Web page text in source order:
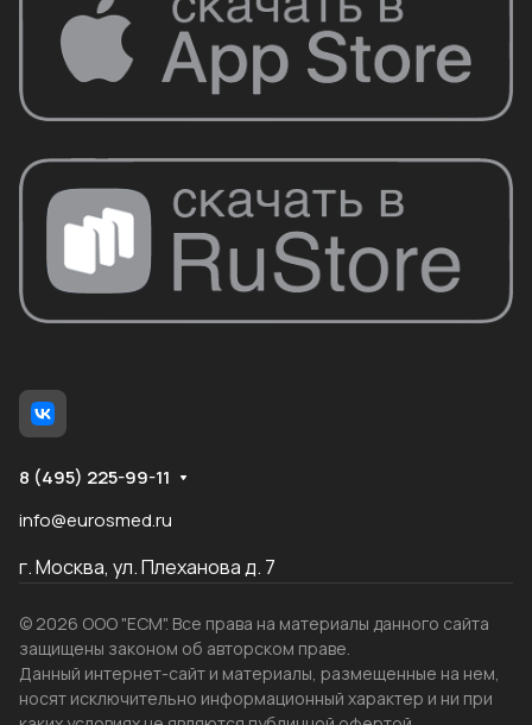
8 (495) 225-99-11
info@eurosmed.ru
г. Москва, ул. Плеханова д. 7
© 2026 ООО "ЕСМ". Все права на материалы данного сайта
защищены законом об авторском праве.
Данный интернет-сайт и материалы, размещенные на нем,
носят исключительно информационный характер и ни при